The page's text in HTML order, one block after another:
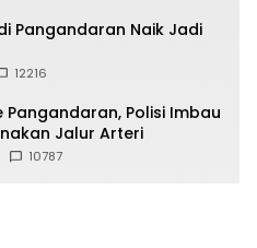
Pangandaran Naik Jadi
12216
Pangandaran, Polisi Imbau
Jalur Arteri
10787